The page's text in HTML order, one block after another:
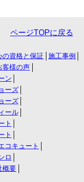
ページTOPに戻る
の資格と保証
施工事例
客様の声
ン
ーズ
ーズ
ール
ト
ト
コキュート
ロ
概要